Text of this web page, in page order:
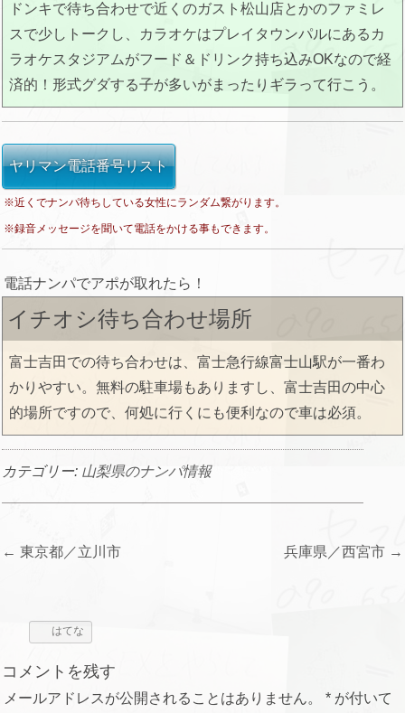
ドンキで待ち合わせで近くのガスト松山店とかのファミレ
スで少しトークし、カラオケはプレイタウンパルにあるカ
ラオケスタジアムがフード＆ドリンク持ち込みOKなので経
済的！形式グダする子が多いがまったりギラって行こう。
ヤリマン電話番号リスト
※近くでナンパ待ちしている女性にランダム繋がります。
※録音メッセージを聞いて電話をかける事もできます。
電話ナンパでアポが取れたら！
イチオシ待ち合わせ場所
富士吉田での待ち合わせは、富士急行線富士山駅が一番わ
かりやすい。無料の駐車場もありますし、富士吉田の中心
的場所ですので、何処に行くにも便利なので車は必須。
カテゴリー: 山梨県のナンパ情報
投
ゲ
ー
← 東京都／立川市 兵庫県／西宮市 →
はてな
コメントを残す
メールアドレスが公開されることはありません。 * が付いて